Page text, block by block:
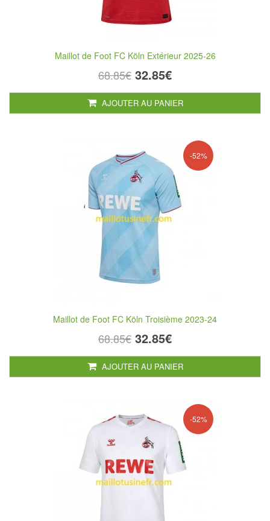
Maillot de Foot FC Köln Extérieur 2025-26
68.85€ 32.85€
AJOUTER AU PANIER
-52%
Maillot de Foot FC Köln Troisième 2023-24
68.85€ 32.85€
AJOUTER AU PANIER
-52%